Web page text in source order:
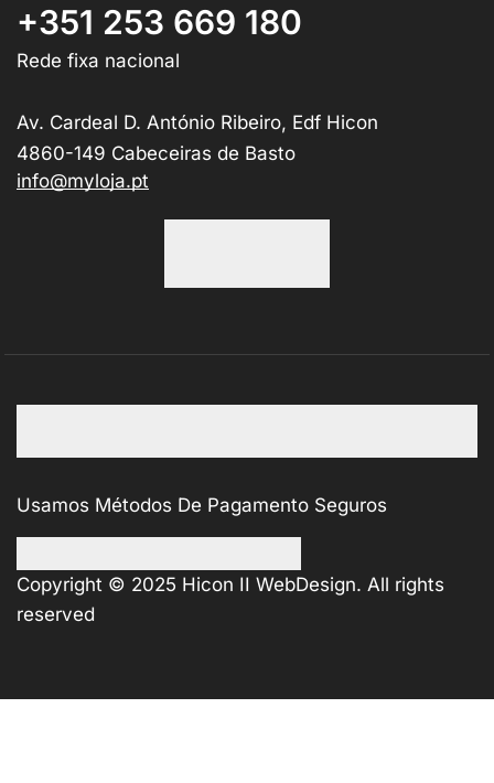
+351 253 669 180
Rede fixa nacional
Av. Cardeal D. António Ribeiro, Edf Hicon
4860-149 Cabeceiras de Basto
info@myloja.pt
Usamos Métodos De Pagamento Seguros
Copyright © 2025 Hicon II WebDesign. All rights
reserved